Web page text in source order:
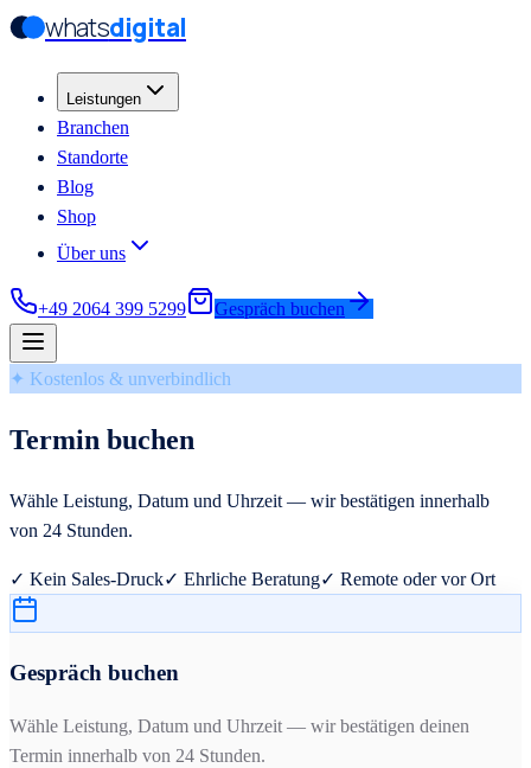
Zum Hauptinhalt springen
Zum Hauptinhalt springen
whatsdigital
Leistungen
Branchen
Standorte
Blog
Shop
Über uns
+49 2064 399 5299 Gespräch buchen
✦ Kostenlos & unverbindlich
Termin buchen
Wähle Leistung, Datum und Uhrzeit — wir bestätigen innerhalb
von 24 Stunden.
✓ Kein Sales-Druck✓ Ehrliche Beratung✓ Remote oder vor Ort
Gespräch buchen
Wähle Leistung, Datum und Uhrzeit — wir bestätigen deinen
Termin innerhalb von 24 Stunden.